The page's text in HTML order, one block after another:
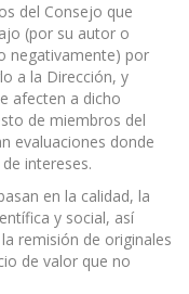
del Consejo que
(por su autor o
negativamente) por
a la Dirección, y
afecten a dicho
de miembros del
evaluaciones donde
intereses.
en la calidad, la
y social, así
remisión de originales
de valor que no